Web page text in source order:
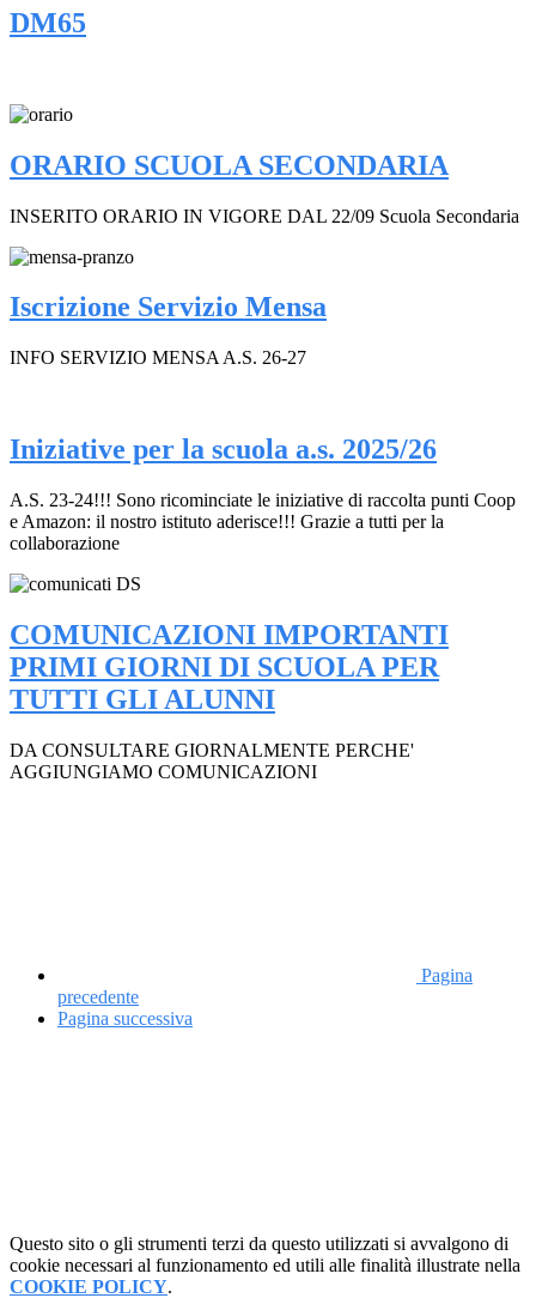
DM65
ORARIO SCUOLA SECONDARIA
INSERITO ORARIO IN VIGORE DAL 22/09 Scuola Secondaria
Iscrizione Servizio Mensa
INFO SERVIZIO MENSA A.S. 26-27
Iniziative per la scuola a.s. 2025/26
A.S. 23-24!!! Sono ricominciate le iniziative di raccolta punti Coop
e Amazon: il nostro istituto aderisce!!! Grazie a tutti per la
collaborazione
COMUNICAZIONI IMPORTANTI
PRIMI GIORNI DI SCUOLA PER
TUTTI GLI ALUNNI
DA CONSULTARE GIORNALMENTE PERCHE'
AGGIUNGIAMO COMUNICAZIONI
Pagina
precedente
Pagina successiva
Questo sito o gli strumenti terzi da questo utilizzati si avvalgono di
cookie necessari al funzionamento ed utili alle finalità illustrate nella
COOKIE POLICY.